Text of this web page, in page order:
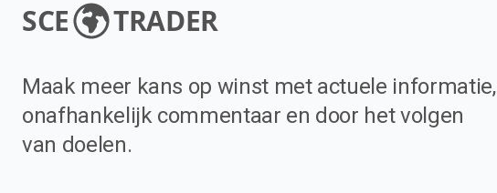
SCE TRADER
Maak meer kans op winst met actuele informatie,
onafhankelijk commentaar en door het volgen
van doelen.